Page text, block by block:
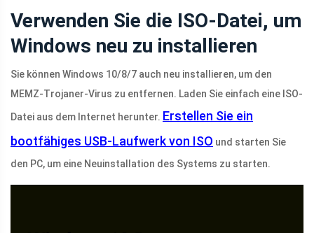
Verwenden Sie die ISO-Datei, um
Windows neu zu installieren
Sie können Windows 10/8/7 auch neu installieren, um den
MEMZ-Trojaner-Virus zu entfernen. Laden Sie einfach eine ISO-
Datei aus dem Internet herunter. Erstellen Sie ein
bootfähiges USB-Laufwerk von ISO und starten Sie
den PC, um eine Neuinstallation des Systems zu starten.